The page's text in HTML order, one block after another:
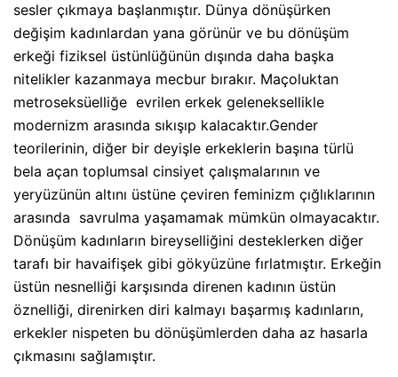
sesler çıkmaya başlanmıştır. Dünya dönüşürken
değişim kadınlardan yana görünür ve bu dönüşüm
erkeği fiziksel üstünlüğünün dışında daha başka
nitelikler kazanmaya mecbur bırakır. Maçoluktan
metroseksüelliğe evrilen erkek geleneksellikle
modernizm arasında sıkışıp kalacaktır.Gender
teorilerinin, diğer bir deyişle erkeklerin başına türlü
bela açan toplumsal cinsiyet çalışmalarının ve
yeryüzünün altını üstüne çeviren feminizm çığlıklarının
arasında savrulma yaşamamak mümkün olmayacaktır.
Dönüşüm kadınların bireyselliğini desteklerken diğer
tarafı bir havaifişek gibi gökyüzüne fırlatmıştır. Erkeğin
üstün nesnelliği karşısında direnen kadının üstün
öznelliği, direnirken diri kalmayı başarmış kadınların,
erkekler nispeten bu dönüşümlerden daha az hasarla
çıkmasını sağlamıştır.